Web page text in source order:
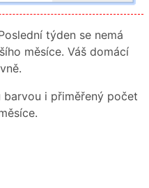
týden se nemá
měsíce. Váš domácí
i přiměřený počet